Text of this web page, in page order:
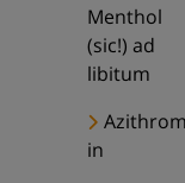
Menthol
(sic!) ad
libitum
in